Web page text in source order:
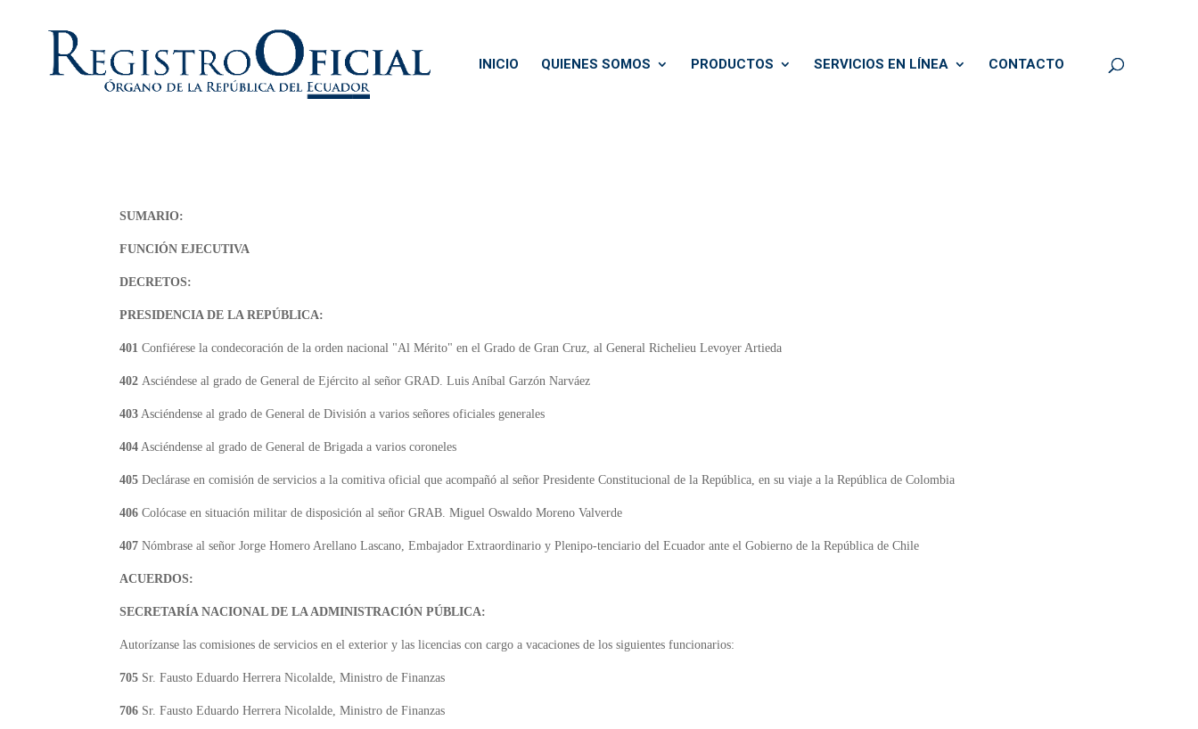
INICIO QUIENES SOMOS PRODUCTOS SERVICIOS EN LÍNEA CONTACTO
SUMARIO:
FUNCIÓN EJECUTIVA
DECRETOS:
PRESIDENCIA DE LA REPÚBLICA:
401 Confiérese la condecoración de la orden nacional "Al Mérito" en el Grado de Gran Cruz, al General Richelieu Levoyer Artieda
402Asciéndese al grado de General de Ejército al señor GRAD. Luis Aníbal Garzón Narváez
403 Asciéndense al grado de General de División a varios señores oficiales generales
404 Asciéndense al grado de General de Brigada a varios coroneles
405Declárase en comisión de servicios a la comitiva oficial que acompañó al señor Presidente Constitucional de la República, en su viaje a la República de Colombia
406 Colócase en situación militar de disposición al señor GRAB. Miguel Oswaldo Moreno Valverde
407 Nómbrase al señor Jorge Homero Arellano Lascano, Embajador Extraordinario y Plenipo-tenciario del Ecuador ante el Gobierno de la República de Chile
ACUERDOS:
SECRETARÍA NACIONAL DE LA ADMINISTRACIÓN PÚBLICA:
Autorízanse las comisiones de servicios en el exterior y las licencias con cargo a vacaciones de los siguientes funcionarios:
705 Sr. Fausto Eduardo Herrera Nicolalde, Ministro de Finanzas
706 Sr. Fausto Eduardo Herrera Nicolalde, Ministro de Finanzas